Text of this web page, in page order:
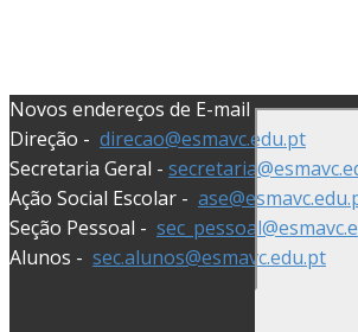
Novos endereços de E-mail
Direção - direcao@esmavc.edu.pt
Secretaria Geral -
Ação Social Escolar -
Seção Pessoal -
Alunos - sec.alunos@esmavc.edu.pt